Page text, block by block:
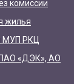
комиссии
жилья
МУП РКЦ
ПАО «ДЭК», АО